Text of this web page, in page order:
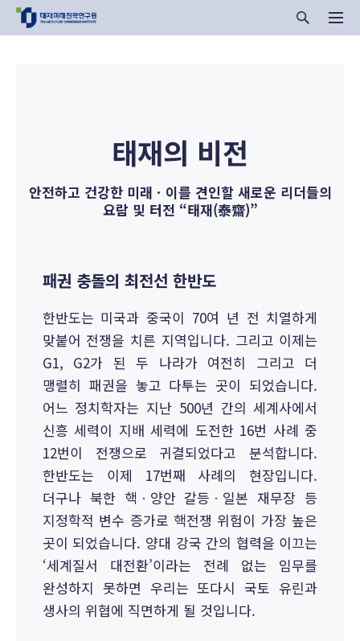
태재의 비전
안전하고 건강한 미래ㆍ이를 견인할 새로운 리더들의
요람 및 터전 “태재(泰齋)”
패권 충돌의 최전선 한반도
한반도는 미국과 중국이 70여 년 전 치열하게
맞붙어 전쟁을 치른 지역입니다. 그리고 이제는
G1, G2가 된 두 나라가 여전히 그리고 더
맹렬히 패권을 놓고 다투는 곳이 되었습니다.
어느 정치학자는 지난 500년 간의 세계사에서
신흥 세력이 지배 세력에 도전한 16번 사례 중
12번이 전쟁으로 귀결되었다고 분석합니다.
한반도는 이제 17번째 사례의 현장입니다.
더구나 북한 핵ㆍ양안 갈등ㆍ일본 재무장 등
지정학적 변수 증가로 핵전쟁 위험이 가장 높은
곳이 되었습니다. 양대 강국 간의 협력을 이끄는
‘세계질서 대전환’이라는 전례 없는 임무를
완성하지 못하면 우리는 또다시 국토 유린과
생사의 위협에 직면하게 될 것입니다.